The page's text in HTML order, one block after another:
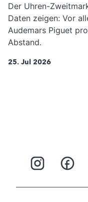
Der Uhren-
Daten zeigen: Vor
Audemars Piguet
Abstand.
25. Jul 2026